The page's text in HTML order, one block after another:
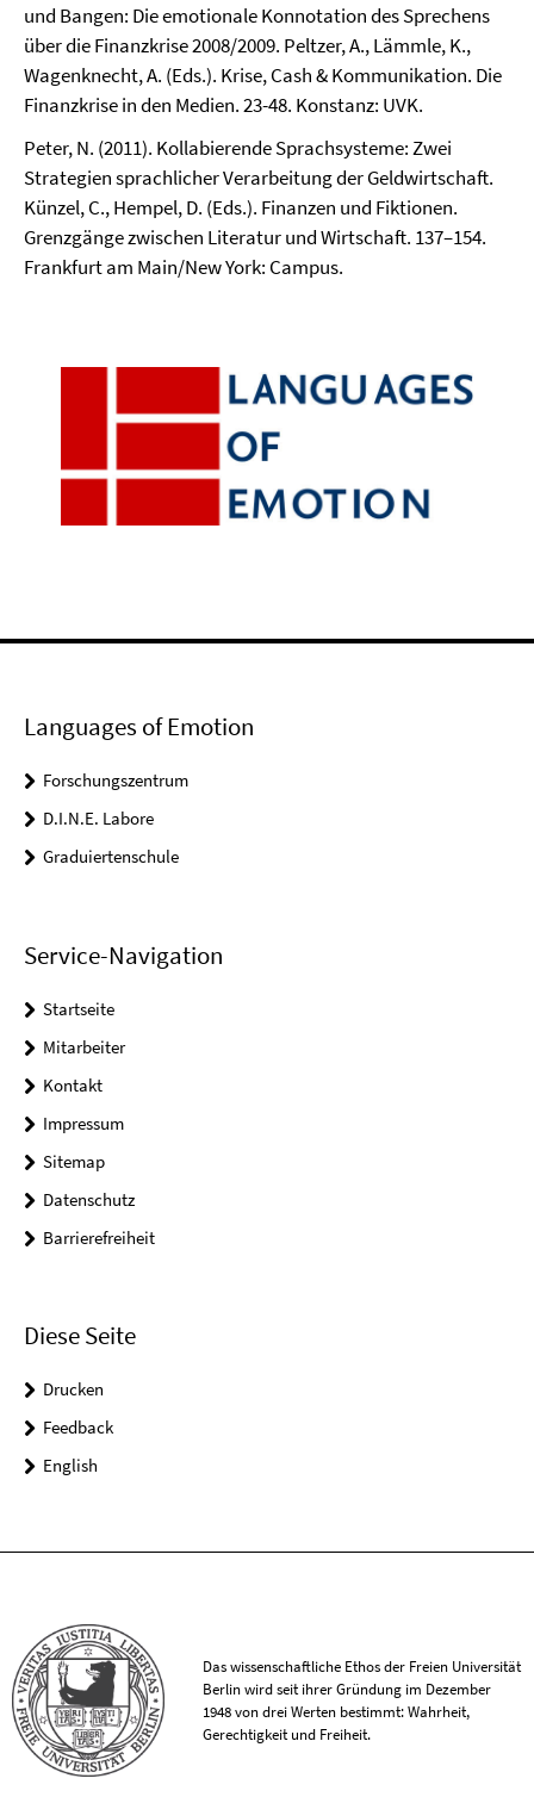
und Bangen: Die emotionale Konnotation des Sprechens
über die Finanzkrise 2008/2009. Peltzer, A., Lämmle, K.,
Wagenknecht, A. (Eds.). Krise, Cash & Kommunikation. Die
Finanzkrise in den Medien. 23-48. Konstanz: UVK.
Peter, N. (2011). Kollabierende Sprachsysteme: Zwei
Strategien sprachlicher Verarbeitung der Geldwirtschaft.
Künzel, C., Hempel, D. (Eds.). Finanzen und Fiktionen.
Grenzgänge zwischen Literatur und Wirtschaft. 137–154.
Frankfurt am Main/New York: Campus.
Languages of Emotion
Forschungszentrum
D.I.N.E. Labore
Graduiertenschule
Service-Navigation
Startseite
Mitarbeiter
Kontakt
Impressum
Sitemap
Datenschutz
Barrierefreiheit
Diese Seite
Drucken
Feedback
English
Das wissenschaftliche Ethos der Freien Universität
Berlin wird seit ihrer Gründung im Dezember
1948 von drei Werten bestimmt: Wahrheit,
Gerechtigkeit und Freiheit.